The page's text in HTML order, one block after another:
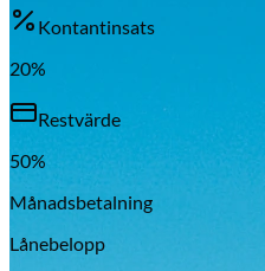
Kontantinsats
20%
Restvärde
50%
Månadsbetalning
Lånebelopp